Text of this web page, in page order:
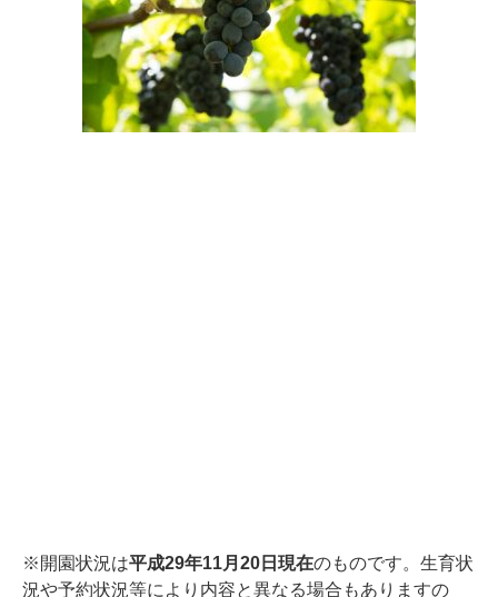
※開園状況は平成29年11月20 日現在のものです。生育状
況や予約状況等により内容と異なる場合もありますの